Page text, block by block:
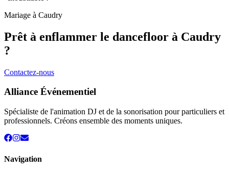
Mariage à Caudry
Prêt à enflammer le dancefloor à Caudry
?
Contactez-nous
Alliance Événementiel
Spécialiste de l'animation DJ et de la sonorisation pour particuliers et
professionnels. Créons ensemble des moments uniques.
Navigation